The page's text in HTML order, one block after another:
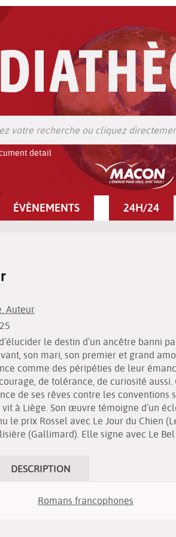
detail
ÉVÈNEMENTS 24H/24
Auteur
le destin d’un ancêtre banni
son mari, son premier et grand
comme des péripéties de leur
de tolérance, de curiosité
de ses rêves contre les
à Liège. Son œuvre témoigne d’un
le prix Rossel avec Le Jour du Chien
(Gallimard). Elle signe avec Le
DESCRIPTION
Romans francophones